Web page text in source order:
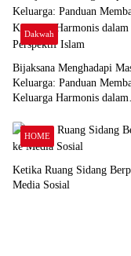
Dakwah
Bijaksana Menghadapi
Keluarga: Panduan
Keluarga Harmonis dalam
HOME
Ketika Ruang Sidang
Media Sosial